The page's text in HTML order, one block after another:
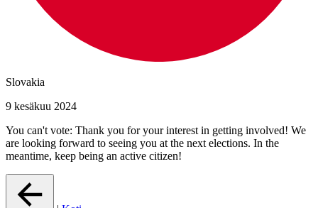
Slovakia
9 kesäkuu 2024
You can't vote: Thank you for your interest in getting involved! We
are looking forward to seeing you at the next elections. In the
meantime, keep being an active citizen!